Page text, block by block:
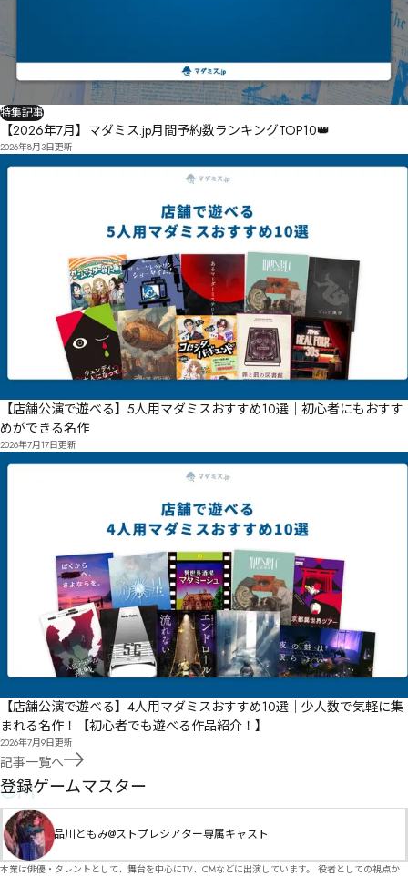
㌀㋢㊅貍縝㋜㌔㋨廟頖㋬㋵㋽抬㋖㋿㋹㋬㋠㊖蔼榊幎幏僇㌃矖溮鋲Ƨƫ僎頵Ƭ㌌㋩㋬庥絳醡㌕㌕㌏㌓㋸㌹
㌕钝㌴貱潉㌩㍜赃㌺㌖㍠㍀㍠㋤尀慱㍉儗冗㋫㍞㌿㌥㍌㎐㏗㎕㏇㎋㎓㏥㍩㍊㌰㍗̲̾㌼㌵㍘㍵驖祲㌺㍡㍠搘
㍒㍹㍓㍜㌀
樭剞㍲梴㍜㍊囝㎒聍㎉㎍尦㍜單珈㏭㎵㐅㏛㎖尯㍚㎅㍿㍲㍦㌜焷珖㏻㏃㐓㏩㎤尽㍨錜劂㌩
剿㎚㎔㎯㍰㎻㌱㏙㐥㏺㏗㐨㏦肇橣㎧啞廕Ʉ赅绕Ɉ㎌疪唆㎒璭騖㎰㎵㎳㍕㐡㐷㏰榏飡΀Έ΁啘㍔ɻʂ㑂㐐㍥
㏁㐫㐞㐍㑙㐖㏊橘㎥㏁㏑㏓苏煗㎫ϟ
βι㑙㐧㏗橨㎼㏜㎷㏜㍶㏓㏹㏕㏻週㏞㏛㏬藭㏃㏌ʨʯ㏏忉㏯㏕㏭鏒㐂㏴㏏壛鯙㏚喉㏶㏞㏸㎔㑆㑵㑴㏿㏣
㏹㐂邗唁莢㐉椋鐀㏶㐮㏯㐅㐍㏪㏭瞮忱㐙㐺㏷㐸㎰
㐬㐮㐳㐭㑈㐉㑔㏊瀩昃樎劰㐹櫻氌穕㐽埤㐡埝㐹㐶㒶㒙㒹㒔㑄㐡㐤㑍㑏㓍㒄㑊㐦㑯㏧励捴㑫㑆㑝膆㐾
㑔㐳㑏㑑㐿㑒㐸㑝搓㑚㑞㑃㒄㑹㑕㏿ꋐ癡寎㑩㑆㑉占壆̎欇鏙権祅圡㑣㒋㑥㑮̙㒓㑔㒝㒒㑬㑵㑮㐙灸晒橝勿㔘
晄嬜橢匄⬸Ȳ㔃㓞㓬㔑㔤㒑㑮㑱鱸歽㒝㐰㒮㒑㒰㒓阅㒁策㒚㒞㑽㓅隬蕄㒫勆敞㒌㒘㓀㒜㑆潦嬤厣㓊淆㒡
㓊㒷㒤㒴㒓㓎㒪㑔
特集記事
【2026年7月】マダミス.jp月間予約数ランキングTOP10👑
2026年8月3日更新
【店舗公演で遊べる】5人用マダミスおすすめ10選｜初心者にもおすす
めができる名作
2026年7月17日更新
【店舗公演で遊べる】4人用マダミスおすすめ10選｜少人数で気軽に集
まれる名作！【初心者でも遊べる作品紹介！】
2026年7月9日更新
記事一覧へ
GM
登録ゲームマスター
品川ともみ@ストプレシアター専属キャスト
本業は俳優・タレントとして、舞台を中心にTV、CMなどに出演しています。 役者としての視点か